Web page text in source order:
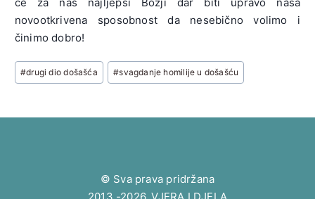
novootkrivena sposobnost da nesebično volimo i
činimo dobro!
Post
Tags:
#drugi dio došašća #svagdanje homilije u došašću
© Sva prava pridržana